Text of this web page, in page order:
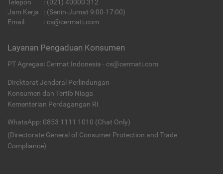
Telepon : (021) 40000 312
Jam Kerja
: (Senin-Jumat 9:00-17:00)
Email
: cs@cermati.com
Layanan Pengaduan Konsumen
PT Agregasi Cermat Indonesia - cs@cermati.com
Direktorat Jenderal Perlindungan
Konsumen dan Tertib Niaga
Kementerian Perdagangan RI
WhatsApp: 0853 1111 1010 (Chat Only)
(Directorate General of Consumer Protection and Trade
Compliance)